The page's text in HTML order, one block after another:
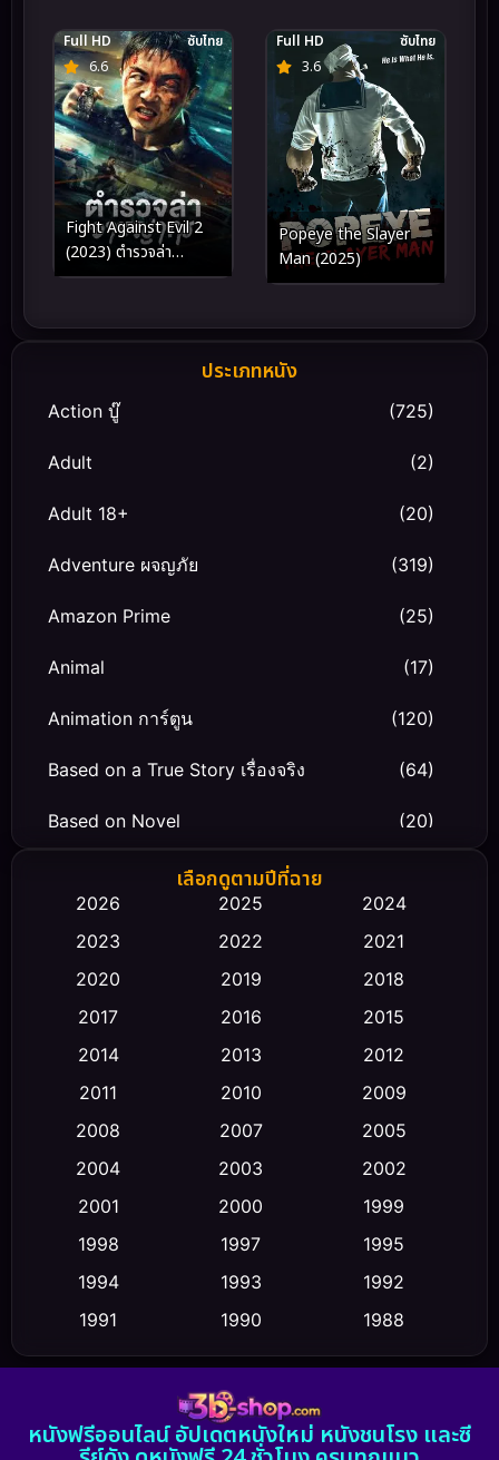
6.6
Full HD ซับไทย
Fight Against Evil 2
(2023) ตำรวจล่า
อาชญากร
3.6
Full HD ซับไทย
Popeye the Slayer
Man (2025)
ประเภทหนัง
Action บู๊ (725)
Adult (2)
Adult 18+ (20)
Adventure ผจญภัย (319)
Amazon Prime (25)
Animal (17)
Animation การ์ตูน (120)
Based on a True Story เรื่องจริง (64)
Based on Novel (20)
Biography ชีวิตจริง
Classic หนังคลาสสิก (23)
Comedy ตลก (470)
Conspiracy
Crime อาชญากรรม (352)
Culture (23)
Dance เต้น
Detective สืบสวน (5)
เลือกดูตามปีที่ฉาย
2026 2025
2024
2023
2022
2021
2020
2019
2018
2017
2016
2015
2014
2013
2012
2011
2010
2009
2008
2007
2005
2004
2003
2002
2001
2000
1999
1998
1997
1995
1994
1993
1992
1991
1990
1988
1986
1985
1983
1981
1974
1971 1962
หนังฟรีออนไลน์ อัปเดตหนังใหม่ หนังชนโรง และซี